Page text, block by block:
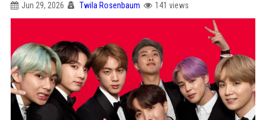
Jun 29, 2026 Twila Rosenbaum 141 views